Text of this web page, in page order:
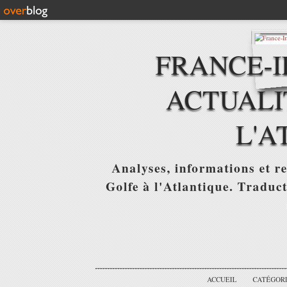
FRANCE-
Analyses, informations et
Golfe à l'Atlantique.
ACCUEIL